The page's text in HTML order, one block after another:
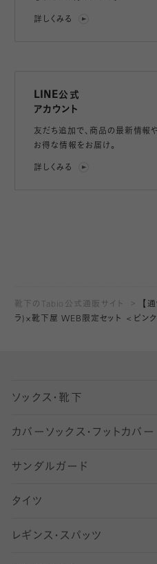
詳しくみる
LINE公式
アカウント
友だち追加で、 商品の最新情報
お得な情報をお届け。
詳しくみる
靴下のTabio公式通販サイト
【
ラ)×靴下屋 WEB限定セット ＜ピンク
ソックス・靴下
五本指ソックス・靴下
足袋ソックス・靴下
無地・プレーンソックス・
柄ソックス・靴下
カバーソックス・フットカバー
フットカバー・カバーソッ
フットカバー・カバーソッ
フットカバー・カバーソッ
サンダルガード
タイツ
30デニール以下のタイツ
レギンス・スパッツ